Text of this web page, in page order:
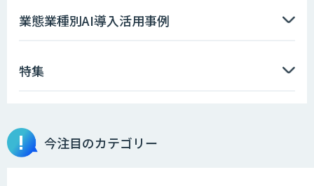
業態業種別AI導入活用事例
特集
今注目のカテゴリー